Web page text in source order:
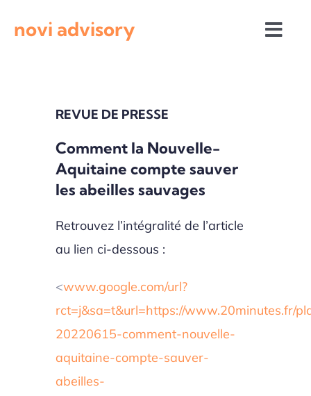
novi advisory
Actualités institutionnelles
Appels à projets
REVUE DE PRESSE
Comment la Nouvelle-
Aquitaine compte sauver
les abeilles sauvages
Retrouvez l’intégralité de l’article
au lien ci-dessous :
<www.google.com/url?
rct=j&sa=t&url=https://www.20minutes.fr/
20220615-comment-nouvelle-
aquitaine-compte-sauver-
abeilles-